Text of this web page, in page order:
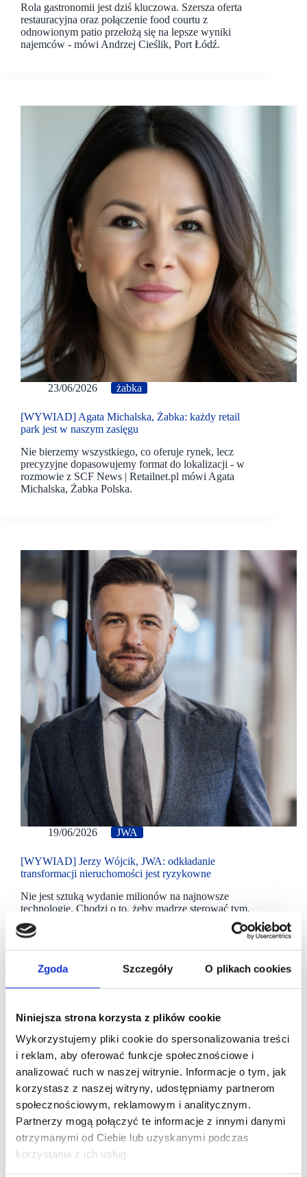
Zgoda Szczegóły O plikach cookies
Niniejsza strona korzysta z plików cookie
Wykorzystujemy pliki cookie do spersonalizowania treści
i reklam, aby oferować funkcje społecznościowe i
analizować ruch w naszej witrynie. Informacje o tym, jak
korzystasz z naszej witryny, udostępniamy partnerom
społecznościowym, reklamowym i analitycznym.
Partnerzy mogą połączyć te informacje z innymi danymi
otrzymanymi od Ciebie lub uzyskanymi podczas
korzystania z ich usług.
Rola gastronomii jest dziś kluczowa. Szersza oferta
restauracyjna oraz połączenie food courtu z
odnowionym patio przełożą się na lepsze wyniki
najemców - mówi Andrzej Cieślik, Port Łódź.
23/06/2026 żabka
[WYWIAD] Agata Michalska, Żabka: każdy retail
park jest w naszym zasięgu
Nie bierzemy wszystkiego, co oferuje rynek, lecz
precyzyjne dopasowujemy format do lokalizacji - w
rozmowie z SCF News | Retailnet.pl mówi Agata
Michalska, Żabka Polska.
19/06/2026 JWA
[WYWIAD] Jerzy Wójcik, JWA: odkładanie
transformacji nieruchomości jest ryzykowne
Nie jest sztuką wydanie milionów na najnowsze
technologie. Chodzi o to, żeby mądrze sterować tym,
co już mamy - w rozmowie z SCF News | Retailnet.pl
mówi Jerzy Wójcik, CEO JWA.